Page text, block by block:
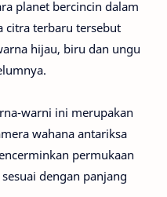
planet bercincin dalam
citra terbaru tersebut
hijau, biru dan ungu
warni ini merupakan
wahana antariksa
permukaan
dengan panjang